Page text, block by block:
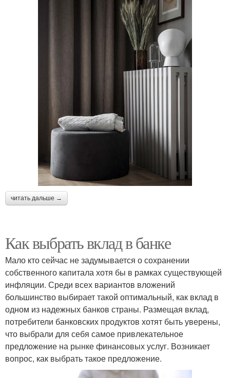
читать дальше →
Как выбрать вклад в банке
Мало кто сейчас не задумывается о сохранении
собственного капитала хотя бы в рамках существующей
инфляции. Среди всех вариантов вложений
большинство выбирает такой оптимальный, как вклад в
одном из надежных банков страны. Размещая вклад,
потребители банковских продуктов хотят быть уверены,
что выбрали для себя самое привлекательное
предложение на рынке финансовых услуг. Возникает
вопрос, как выбрать такое предложение.